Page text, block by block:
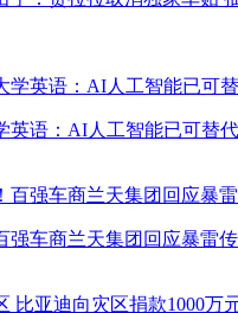
英语：AI人工智能已可替代
强车商兰天集团回应暴雷